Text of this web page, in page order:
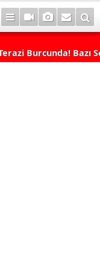
Burcunda! Bazı